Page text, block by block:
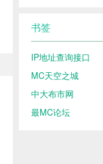
书签
IP地址查询接口
MC天空之城
中大布市网
最MC论坛